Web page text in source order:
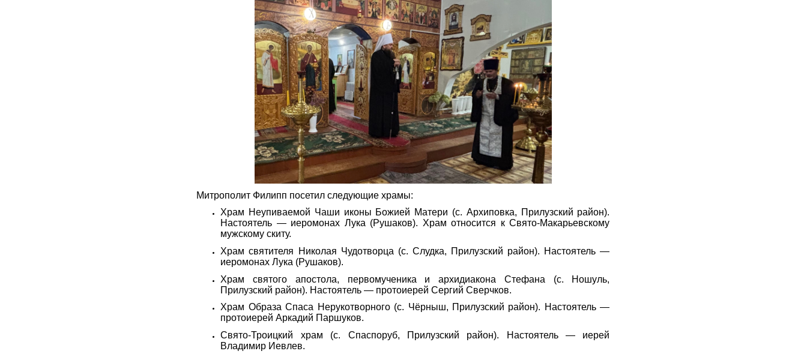
Митрополит Филипп посетил следующие храмы:
Храм Неупиваемой Чаши иконы Божией Матери (с. Архиповка, Прилузский район).
Настоятель — иеромонах Лука (Рушаков). Храм относится к Свято-Макарьевскому
мужскому скиту.
Храм святителя Николая Чудотворца (с. Слудка, Прилузский район). Настоятель —
иеромонах Лука (Рушаков).
Храм святого апостола, первомученика и архидиакона Стефана (с. Ношуль,
Прилузский район). Настоятель — протоиерей Сергий Сверчков.
Храм Образа Спаса Нерукотворного (с. Чёрныш, Прилузский район). Настоятель —
протоиерей Аркадий Паршуков.
Свято-Троицкий храм (с. Спаспоруб, Прилузский район). Настоятель — иерей
Владимир Иевлев.